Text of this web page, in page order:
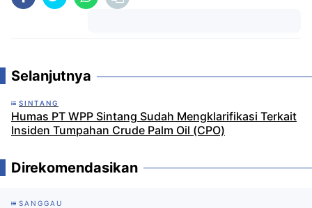
Selanjutnya
SINTANG
Humas PT WPP Sintang Sudah Mengklarifikasi Terkait
Insiden Tumpahan Crude Palm Oil (CPO)
Direkomendasikan
SANGGAU